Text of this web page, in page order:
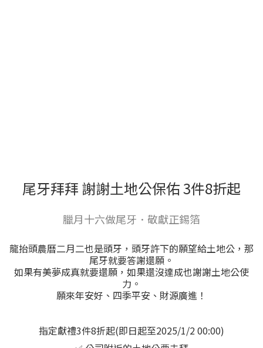
尾牙拜拜 謝謝土地公保佑 3件8折起
臘月十六做尾牙．敬獻正錫箔
龍抬頭農曆二月二也是頭牙，頭牙許下的願望給土地公，那
尾牙就要答謝還願。
如果有美夢成真就要還願，如果還沒達成也謝謝土地公使
力。
願來年安好、四季平安、財源廣進！
指定獻禮3件8折起(即日起至2025/1/2 00:00)